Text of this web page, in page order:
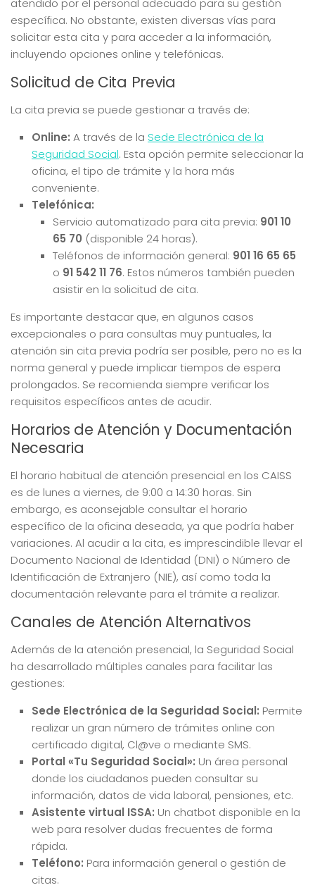
específica. No obstante, existen diversas vías para
solicitar esta cita y para acceder a la información,
incluyendo opciones online y telefónicas.
Solicitud de Cita Previa
La cita previa se puede gestionar a través de:
Online: A través de la Sede Electrónica de la
Seguridad Social. Esta opción permite seleccionar la
oficina, el tipo de trámite y la hora más
conveniente.
Telefónica:
Servicio automatizado para cita previa: 901 10
65 70 (disponible 24 horas).
Teléfonos de información general: 901 16 65 65
o 91 542 11 76. Estos números también pueden
asistir en la solicitud de cita.
Es importante destacar que, en algunos casos
excepcionales o para consultas muy puntuales, la
atención sin cita previa podría ser posible, pero no es la
norma general y puede implicar tiempos de espera
prolongados. Se recomienda siempre verificar los
requisitos específicos antes de acudir.
Horarios de Atención y Documentación
Necesaria
El horario habitual de atención presencial en los CAISS
es de lunes a viernes, de 9:00 a 14:30 horas. Sin
embargo, es aconsejable consultar el horario
específico de la oficina deseada, ya que podría haber
variaciones. Al acudir a la cita, es imprescindible llevar el
Documento Nacional de Identidad (DNI) o Número de
Identificación de Extranjero (NIE), así como toda la
documentación relevante para el trámite a realizar.
Canales de Atención Alternativos
Además de la atención presencial, la Seguridad Social
ha desarrollado múltiples canales para facilitar las
gestiones:
Sede Electrónica de la Seguridad Social: Permite
realizar un gran número de trámites online con
certificado digital, Cl@ve o mediante SMS.
Portal «Tu Seguridad Social»: Un área personal
donde los ciudadanos pueden consultar su
información, datos de vida laboral, pensiones, etc.
Asistente virtual ISSA: Un chatbot disponible en la
web para resolver dudas frecuentes de forma
rápida.
Teléfono: Para información general o gestión de
citas.